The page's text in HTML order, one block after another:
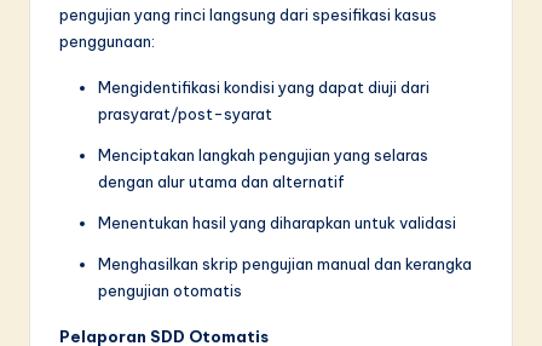
pengujian yang rinci langsung dari spesifikasi kasus
penggunaan:
Mengidentifikasi kondisi yang dapat diuji dari
prasyarat/post-syarat
Menciptakan langkah pengujian yang selaras
dengan alur utama dan alternatif
Menentukan hasil yang diharapkan untuk validasi
Menghasilkan skrip pengujian manual dan kerangka
pengujian otomatis
Pelaporan SDD Otomatis